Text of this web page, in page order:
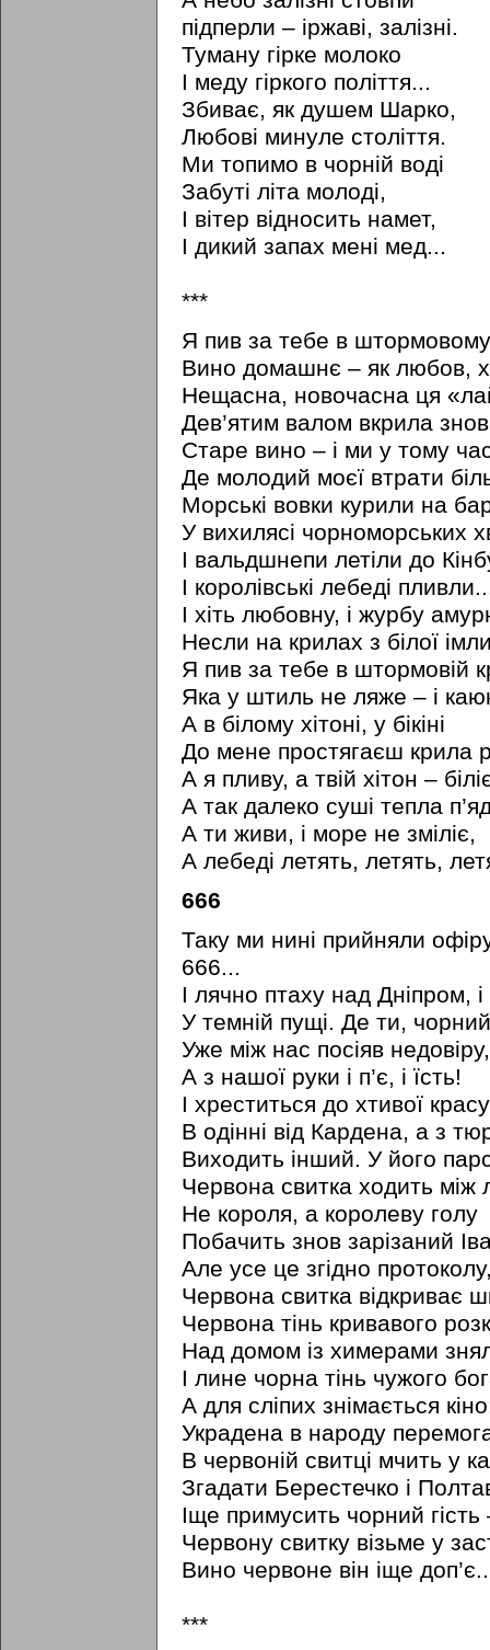
підперли – іржаві, залізні.
Туману гірке молоко
І меду гіркого поліття...
Збиває, як душем Шарко,
Любові минуле століття.
Ми топимо в чорній воді
Забуті літа молоді,
І вітер відносить намет,
І дикий запах мені мед...
***
Я пив за тебе в
Вино домашнє – як любов,
Нещасна, новочасна ця
Дев’ятим валом вкрила
Старе вино – і ми у тому
Де молодий моєї втрати
Морські вовки курили на
У вихилясі чорноморських
І вальдшнепи летіли до
І королівські лебеді
І хіть любовну, і журбу
Несли на крилах з білої
Я пив за тебе в штормовій
Яка у штиль не ляже – і
А в білому хітоні, у бікіні
До мене простягаєш крила
А я пливу, а твій хітон –
А так далеко суші тепла
А ти живи, і море не зміліє,
А лебеді летять, летять,
666
Таку ми нині прийняли
666...
І лячно птаху над Дніпром, і
У темній пущі. Де ти, чорний
Уже між нас посіяв недовіру,
А з нашої руки і п’є, і їсть!
І хреститься до хтивої
В одінні від Кардена, а з
Виходить інший. У його
Червона свитка ходить між
Не короля, а королеву голу
Побачить знов зарізаний
Але усе це згідно
Червона свитка відкриває
Червона тінь кривавого
Над домом із химерами
І лине чорна тінь чужого
А для сліпих знімається
Украдена в народу
В червоній свитці мчить у
Згадати Берестечко і
Іще примусить чорний гість
Червону свитку візьме у
Вино червоне він іще
***